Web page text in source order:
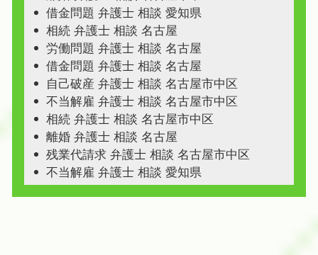
借金問題 弁護士 相談 愛知県
相続 弁護士 相談 名古屋
労働問題 弁護士 相談 名古屋
借金問題 弁護士 相談 名古屋
自己破産 弁護士 相談 名古屋市中区
不当解雇 弁護士 相談 名古屋市中区
相続 弁護士 相談 名古屋市中区
離婚 弁護士 相談 名古屋
残業代請求 弁護士 相談 名古屋市中区
不当解雇 弁護士 相談 愛知県